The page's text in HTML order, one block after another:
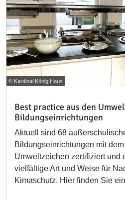
© Kardinal König Haus
Best practice aus den
Bildungseinrichtungen
Aktuell sind 68
Bildungseinrichtungen mit
Umweltzeichen zertifiziert und
vielfältige Art und Weise für
Kimaschutz. Hier finden Sie